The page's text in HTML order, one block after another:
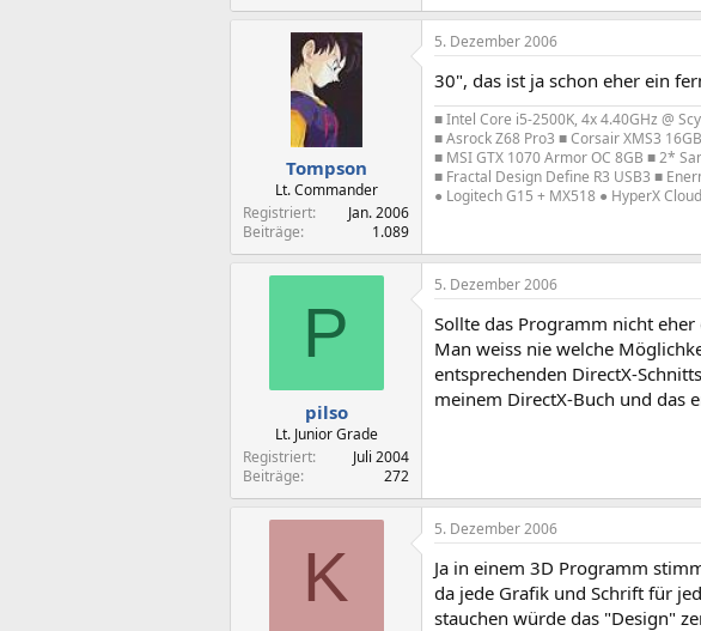
Tompson
Lt. Commander
Registriert
Jan. 2006
Beiträge
1.089
5. Dezember 2006
30", das ist ja schon eher ein
■ Intel Core i5-2500K, 4x 4.40GHz @
■ Asrock Z68 Pro3 ■ Corsair XMS3
■ MSI GTX 1070 Armor OC 8GB ■ 2*
■ Fractal Design Define R3 USB3 ■
● Logitech G15 + MX518 ● HyperX
P
pilso
Lt. Junior Grade
Registriert
Juli 2004
Beiträge
272
5. Dezember 2006
Sollte das Programm nicht
Man weiss nie welche
entsprechenden DirectX-
meinem DirectX-Buch und das
K
5. Dezember 2006
Ja in einem 3D Programm
da jede Grafik und Schrift für
stauchen würde das "Design"